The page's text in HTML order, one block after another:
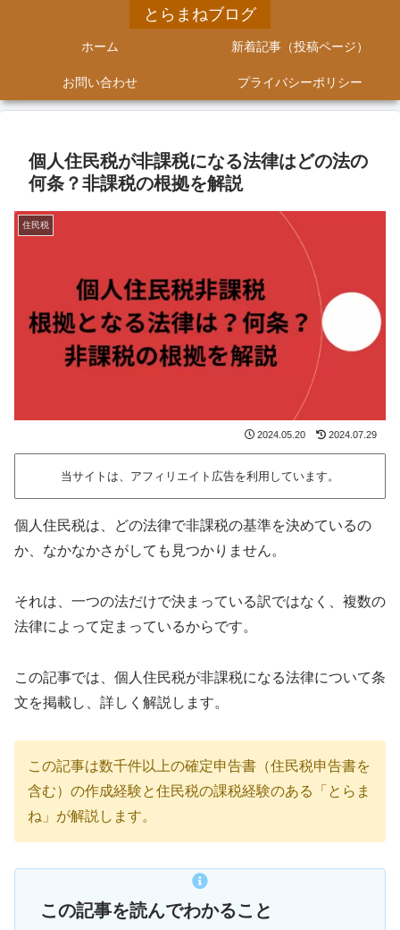
とらまねブログ
ホーム 新着記事（投稿ページ）
お問い合わせ プライバシーポリシー
個人住民税が非課税になる法律はどの法の
何条？非課税の根拠を解説
住民税
2024.05.20 2024.07.29
当サイトは、アフィリエイト広告を利用しています。
個人住民税は、どの法律で非課税の基準を決めているの
か、なかなかさがしても見つかりません。
それは、一つの法だけで決まっている訳ではなく、複数の
法律によって定まっているからです。
この記事では、個人住民税が非課税になる法律について条
文を掲載し、詳しく解説します。
この記事は数千件以上の確定申告書（住民税申告書を
含む）の作成経験と住民税の課税経験のある「とらま
ね」が解説します。
この記事を読んでわかること